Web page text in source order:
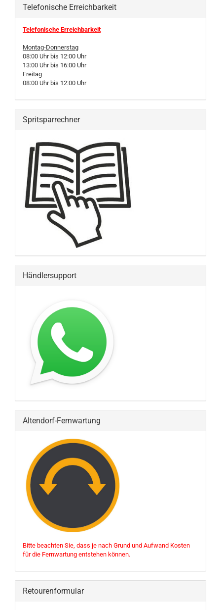
Telefonische Erreichbarkeit
Telefonische Erreichbarkeit
Montag-Donnerstag
08:00 Uhr bis 12:00 Uhr
13:00 Uhr bis 16:00 Uhr
Freitag
08:00 Uhr bis 12:00 Uhr
Spritsparrechner
Händlersupport
Altendorf-Fernwartung
Bitte beachten Sie, dass je nach Grund und Aufwand Kosten
für die Fernwartung entstehen können.
Retourenformular